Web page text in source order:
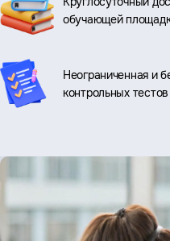
обучающей
Неограниченная и
контрольных тестов